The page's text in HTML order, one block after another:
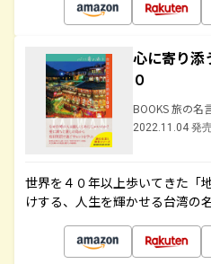
心に寄り添
０
BOOKS 旅の名
2022.11.04 発
世界を４０年以上歩いてきた「
けする、人生を輝かせる台湾の